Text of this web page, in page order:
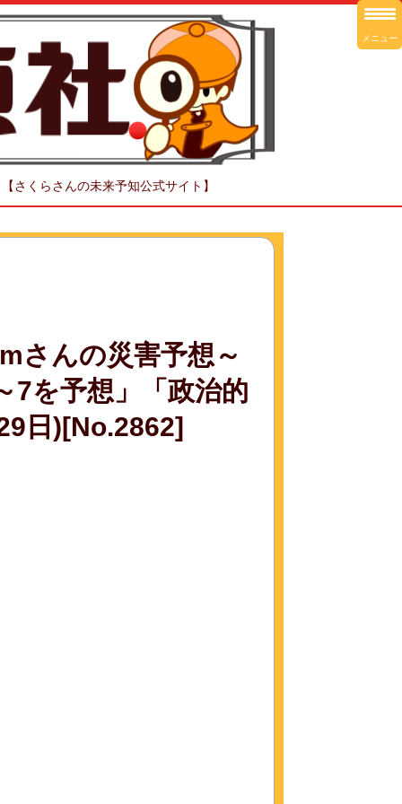
さくらさんの未来予知公式サイト】
さんの災害予想～
7を予想」「政治的
日)[No.2862]
メニュー